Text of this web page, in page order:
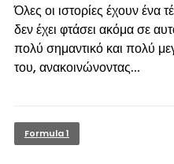
Όλες οι ιστορίες έχουν
δεν έχει φτάσει ακόμα σε
πολύ σημαντικό και πολύ
του, ανακοινώνοντας...
Formula 1